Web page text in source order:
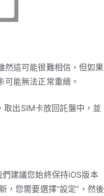
然這可能很難相信，但如果
能無法正常重繪。
出SIM卡放回託盤中，並
建議您始終保持iOS版本
，您需要選擇“設定”，然後